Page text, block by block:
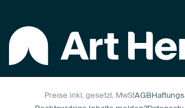
Preise inkl. gesetzl. MwStAGB